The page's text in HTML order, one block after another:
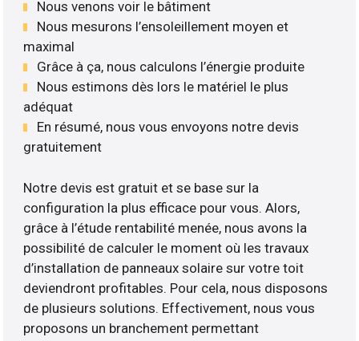
Nous venons voir le bâtiment
Nous mesurons l’ensoleillement moyen et
maximal
Grâce à ça, nous calculons l’énergie produite
Nous estimons dès lors le matériel le plus
adéquat
En résumé, nous vous envoyons notre devis
gratuitement
Notre devis est gratuit et se base sur la
configuration la plus efficace pour vous. Alors,
grâce à l’étude rentabilité menée, nous avons la
possibilité de calculer le moment où les travaux
d’installation de panneaux solaire sur votre toit
deviendront profitables. Pour cela, nous disposons
de plusieurs solutions. Effectivement, nous vous
proposons un branchement permettant